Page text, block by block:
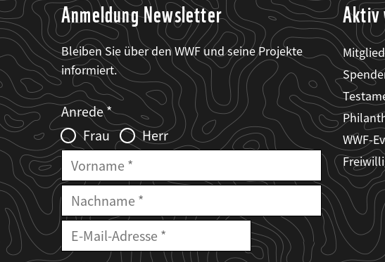
Anmeldung Newsletter
Bleiben Sie über den WWF und seine Projekte
informiert.
Web2Case
Infofelder
Fieldset
anrede_name
Anrede
Frau
Herr
Vorname
Nachname
E-
Mailadresse
Mail
Adresse
Aktiv
WWF-